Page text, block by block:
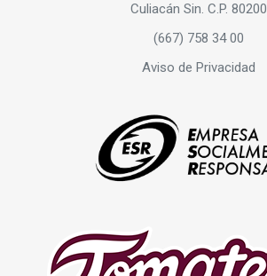
Culiacán Sin. C.P. 80200
(667) 758 34 00
Aviso de Privacidad